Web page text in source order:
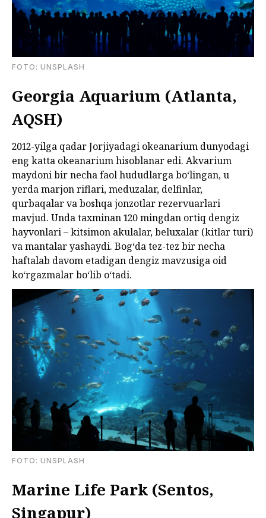
FOTO: UNSPLASH
Georgia Aquarium (Atlanta,
АQSH)
2012-yilga qadar Jorjiyadagi okeanarium dunyodagi
eng katta okeanarium hisoblanar edi. Akvarium
maydoni bir necha faol hududlarga boʻlingan, u
yerda marjon riflari, meduzalar, delfinlar,
qurbaqalar va boshqa jonzotlar rezervuarlari
mavjud. Unda taxminan 120 mingdan ortiq dengiz
hayvonlari – kitsimon akulalar, beluxalar (kitlar turi)
va mantalar yashaydi. Bogʻda tez-tez bir necha
haftalab davom etadigan dengiz mavzusiga oid
koʻrgazmalar boʻlib oʻtadi.
FOTO: UNSPLASH
Marine Life Park (Sentos,
Singapur)